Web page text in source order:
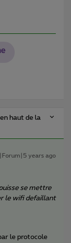
haut de la
years ago
se mettre
le wifi defaillant
le protocole